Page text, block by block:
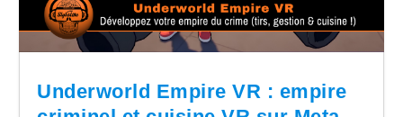
Underworld Empire VR : empire